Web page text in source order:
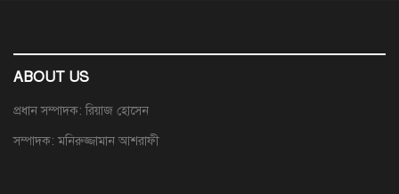
ABOUT US
প্রধান সম্পাদক: রিয়াজ হোসেন
সম্পাদক: মনিরুজ্জামান আশরাফী